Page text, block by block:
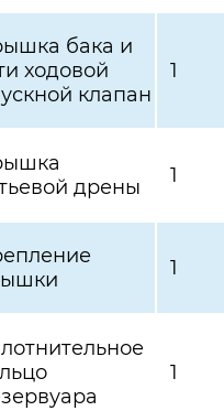
бака и
ходовой
клапан
1
дрены
1
1
1